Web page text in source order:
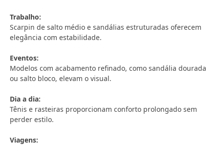
Trabalho:
Scarpin de salto médio e sandálias estruturadas oferecem
elegância com estabilidade.
Eventos:
Modelos com acabamento refinado, como sandália dourada
ou salto bloco, elevam o visual.
Dia a dia:
Tênis e rasteiras proporcionam conforto prolongado sem
perder estilo.
Viagens: